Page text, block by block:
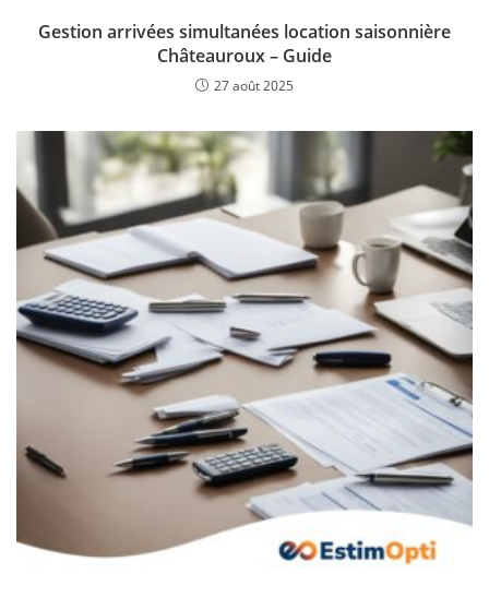
Gestion arrivées simultanées location saisonnière
Châteauroux – Guide
27 août 2025